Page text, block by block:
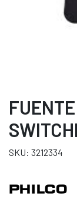
SKU: 3212334